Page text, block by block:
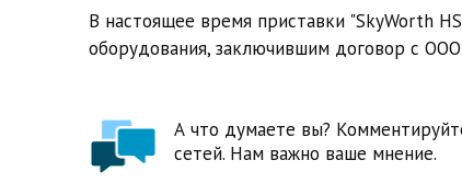
В настоящее время приставки "SkyWorth
оборудования, заключившим договор с
А что думаете вы?
сетей. Нам важно ваше мнение.